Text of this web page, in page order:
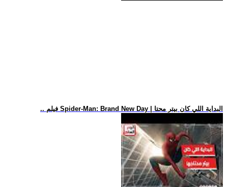
.. فيلم Spider-Man: Brand New Day | البداية اللي كان بيتر محتا